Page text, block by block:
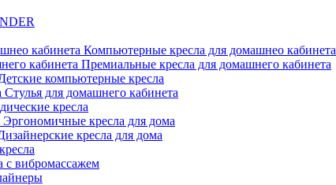
Компьютерные кресла для домашнео кабинета
Премиальные кресла для домашнего кабинета
компьютерные кресла
Стулья для домашнего кабинета
кресла
Эргономичные кресла для дома
кресла для дома
с вибромассажем